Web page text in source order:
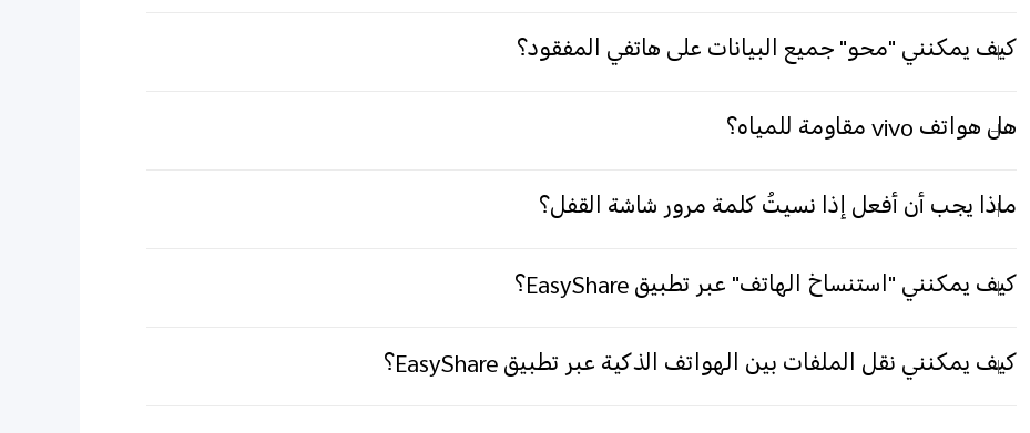
كيف يمكنني "محو" جميع البيانات على هاتفي المفقود؟
هل هواتف vivo مقاومة للمياه؟
ماذا يجب أن أفعل إذا نسيتُ كلمة مرور شاشة القفل؟
كيف يمكنني "استنساخ الهاتف" عبر تطبيق EasyShare؟
كيف يمكنني نقل الملفات بين الهواتف الذكية عبر تطبيق EasyShare؟